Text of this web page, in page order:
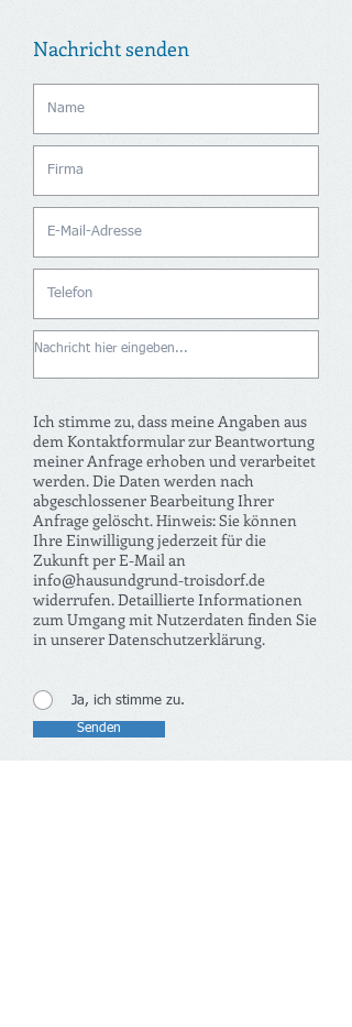
Nachricht senden
Ich stimme zu, dass meine Angaben aus
dem Kontaktformular zur Beantwortung
meiner Anfrage erhoben und verarbeitet
werden. Die Daten werden nach
abgeschlossener Bearbeitung Ihrer
Anfrage gelöscht. Hinweis: Sie können
Ihre Einwilligung jederzeit für die
Zukunft per E-Mail an
info@hausundgrund-troisdorf.de
widerrufen. Detaillierte Informationen
zum Umgang mit Nutzerdaten finden Sie
in unserer Datenschutzerklärung.
Ja, ich stimme zu.
Senden